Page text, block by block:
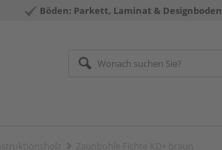
Böden: Parkett, Laminat & Designboden